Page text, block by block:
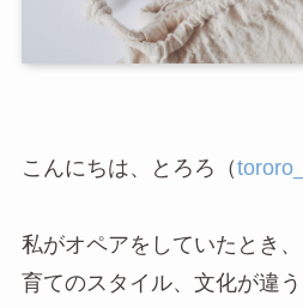
こんにちは、とろろ（
私がオペアをしていたとき
育てのスタイル、文化が違